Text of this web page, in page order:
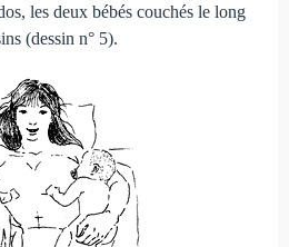
les deux bébés couchés le long
(dessin n° 5).